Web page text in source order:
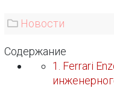
Новости
Содержание
1. Ferrari